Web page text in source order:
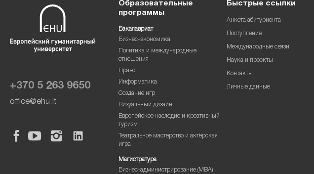
+370 5 263 9650
office@ehu.lt
Образовательные
программы
Бакалавриат
Бизнес-экономика
Политика и международные
отношения
Право
Информатика
Создание игр
Визуальный дизайн
Европейское наследие и креативный
туризм
Театральное мастерство и актёрская
игра
Магистратура
Бизнес-администрирование (MBA)
Быстрые ссылки
Анкета абитуриента
Поступление
Международные связи
Наука и проекты
Контакты
Личные данные